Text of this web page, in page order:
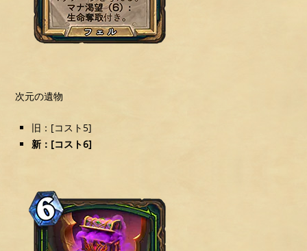
次元の遺物
旧：[コスト5]
新：[コスト6]